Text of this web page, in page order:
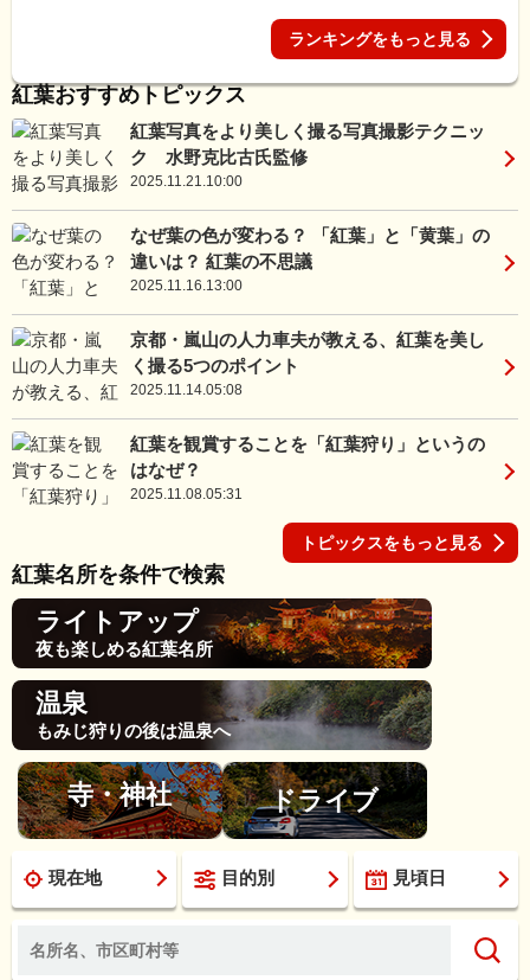
ランキングをもっと見る
紅葉おすすめトピックス
紅葉写真をより美しく撮る写真撮影テクニッ
ク 水野克比古氏監修
2025.11.21.10:00
なぜ葉の色が変わる？ 「紅葉」と「黄葉」の
違いは？ 紅葉の不思議
2025.11.16.13:00
京都・嵐山の人力車夫が教える、紅葉を美し
く撮る5つのポイント
2025.11.14.05:08
紅葉を観賞することを「紅葉狩り」というの
はなぜ？
2025.11.08.05:31
トピックスをもっと見る
紅葉名所を条件で検索
ライトアップ
夜も楽しめる紅葉名所
温泉
もみじ狩りの後は温泉へ
寺・神社 ドライブ
現在地 目的別 見頃日